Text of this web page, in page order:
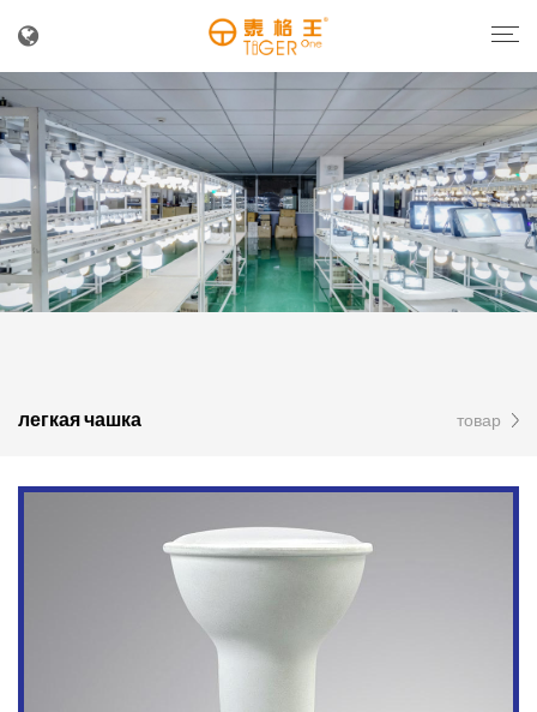
легкая чашка товар